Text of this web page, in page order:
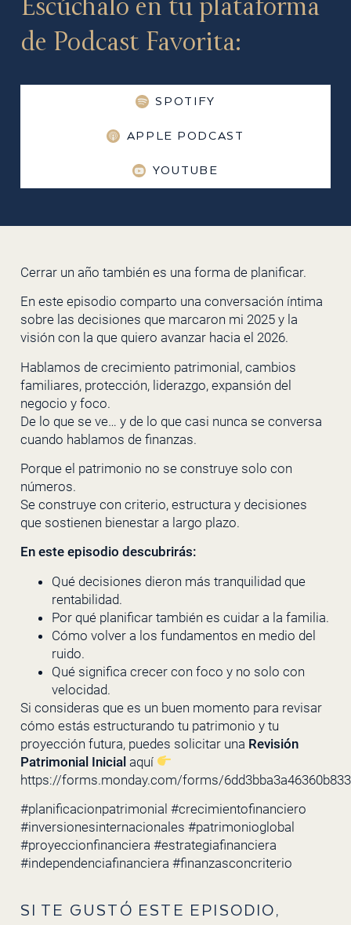
Escúchalo en tu plataforma
de Podcast Favorita:
SPOTIFY
APPLE PODCAST
YOUTUBE
Cerrar un año también es una forma de planificar.
En este episodio comparto una conversación íntima
sobre las decisiones que marcaron mi 2025 y la
visión con la que quiero avanzar hacia el 2026.
Hablamos de crecimiento patrimonial, cambios
familiares, protección, liderazgo, expansión del
negocio y foco.
De lo que se ve… y de lo que casi nunca se conversa
cuando hablamos de finanzas.
Porque el patrimonio no se construye solo con
números.
Se construye con criterio, estructura y decisiones
que sostienen bienestar a largo plazo.
En este episodio descubrirás:
Qué decisiones dieron más tranquilidad que
rentabilidad.
Por qué planificar también es cuidar a la familia.
Cómo volver a los fundamentos en medio del
ruido.
Qué significa crecer con foco y no solo con
velocidad.
Si consideras que es un buen momento para revisar
cómo estás estructurando tu patrimonio y tu
proyección futura, puedes solicitar una Revisión
Patrimonial Inicialaquí
https://forms.monday.com/forms/
#planificacionpatrimonial #crecimientofinanciero
#inversionesinternacionales #patrimonioglobal
#proyeccionfinanciera #estrategiafinanciera
#independenciafinanciera #finanzasconcriterio
SI TE GUSTÓ ESTE EPISODIO,